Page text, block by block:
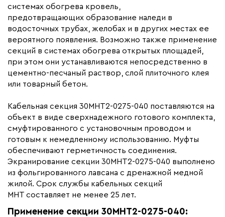
Длина установочного провода, м
Страна производства
Гарантия (год) 3-5
Срок службы(год)
Область применения
Архитектурный обогрев,
Коллекция
Бренд ССТ Premium
Материал
Термопластичный
Минимальный радиус изгиба (мм)
системах обогрева кровель,
предотвращающих образование наледи в
водосточных трубах, желобах и в других местах ее
вероятного появления. Возможно также применение
секций в системах обогрева открытых площадей,
при этом они устанавливаются непосредственно в
цементно-песчаный раствор, слой плиточного клея
или товарный бетон.
Кабельная секция 30МНТ2-0275-040 поставляются на
объект в виде сверхнадежного готового комплекта,
смуфтированного с установочным проводом и
готовым к немедленному использованию. Муфты
обеспечивают герметичность соединения.
Экранирование секции 30МНТ2-0275-040 выполнено
из фольгированного лавсана с дренажной медной
жилой. Срок службы кабельных секций
МНТ составляет не менее 25 лет.
Применение секции 30МНТ2-0275-040: